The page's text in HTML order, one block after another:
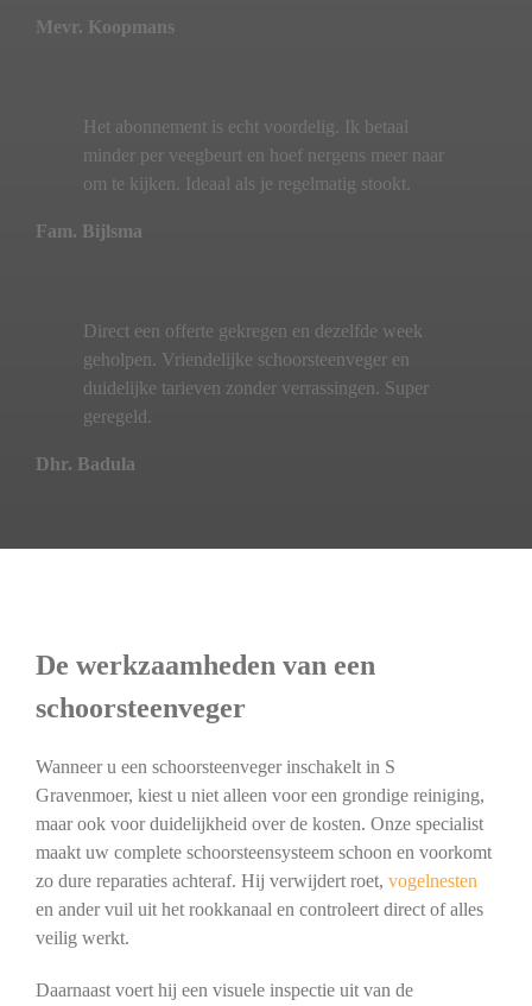
Mevr. Koopmans
Het abonnement is echt voordelig. Ik betaal
minder per veegbeurt en hoef nergens meer naar
om te kijken. Ideaal als je regelmatig stookt.
Fam. Bijlsma
Direct een offerte gekregen en dezelfde week
geholpen. Vriendelijke schoorsteenveger en
duidelijke tarieven zonder verrassingen. Super
geregeld.
Dhr. Badula
De werkzaamheden van een
schoorsteenveger
Wanneer u een schoorsteenveger inschakelt in S
Gravenmoer, kiest u niet alleen voor een grondige reiniging,
maar ook voor duidelijkheid over de kosten. Onze specialist
maakt uw complete schoorsteensysteem schoon en voorkomt
zo dure reparaties achteraf. Hij verwijdert roet, vogelnesten
en ander vuil uit het rookkanaal en controleert direct of alles
veilig werkt.
Daarnaast voert hij een visuele inspectie uit van de